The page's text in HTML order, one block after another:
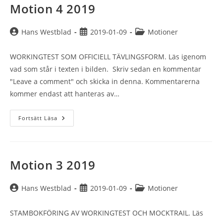
Motion 4 2019
Inläggsförfattare:
Hans Westblad
Inlägget
2019-01-09 Inläggskategori:
Motioner
WORKINGTEST SOM OFFICIELL TÄVLINGSFORM. Läs igenom
vad som står i texten i bilden. Skriv sedan en kommentar
"Leave a comment" och skicka in denna. Kommentarerna
kommer endast att hanteras av…
Fortsätt Läsa Motion
4
Motion 3 2019
Inläggsförfattare:
Hans Westblad
Inlägget
2019-01-09 Inläggskategori:
Motioner
STAMBOKFÖRING AV WORKINGTEST OCH MOCKTRAIL. Läs